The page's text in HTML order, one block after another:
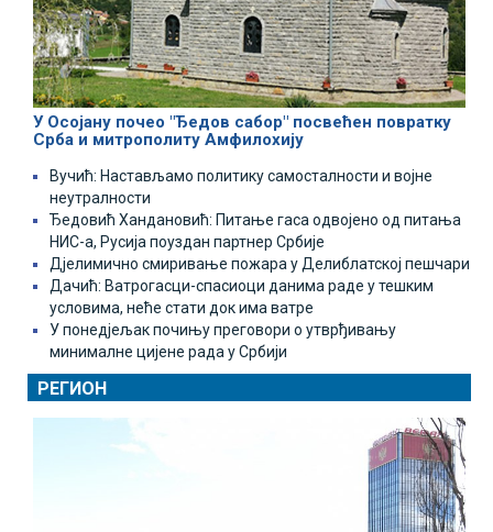
У Осојану почео "Ђедов сабор" посвећен повратку
Срба и митрополиту Амфилохију
Вучић: Настављамо политику самосталности и војне
неутралности
Ђедовић Хандановић: Питање гаса одвојено од питања
НИС-а, Русија поуздан партнер Србије
Дјелимично смиривање пожара у Делиблатској пешчари
Дачић: Ватрогасци-спасиоци данима раде у тешким
условима, неће стати док има ватре
У понедјељак почињу преговори о утврђивању
минималне цијене рада у Србији
РЕГИОН